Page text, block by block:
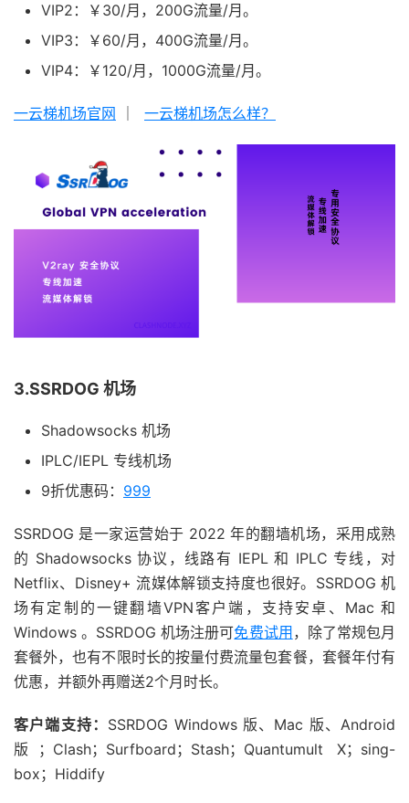
VIP2：￥30/月，200G流量/月。
VIP3：￥60/月，400G流量/月。
VIP4：￥120/月，1000G流量/月。
一云梯机场官网 一云梯机场怎么样？
3.SSRDOG 机场
Shadowsocks 机场
IPLC/IEPL 专线机场
9折优惠码： 999
SSRDOG 是一家运营始于 2022 年的翻墙机场，采用成熟
的 Shadowsocks 协议，线路有 IEPL 和 IPLC 专线，对
Netflix、Disney+ 流媒体解锁支持度也很好。SSRDOG 机
场有定制的一键翻墙VPN客户端，支持安卓、Mac 和
Windows 。SSRDOG 机场注册可免费试用，除了常规包月
套餐外，也有不限时长的按量付费流量包套餐，套餐年付有
优惠，并额外再赠送2个月时长。
客户端支持： SSRDOG Windows 版、Mac 版、Android
版；Clash；Surfboard；Stash；Quantumult X；sing-
box；Hiddify